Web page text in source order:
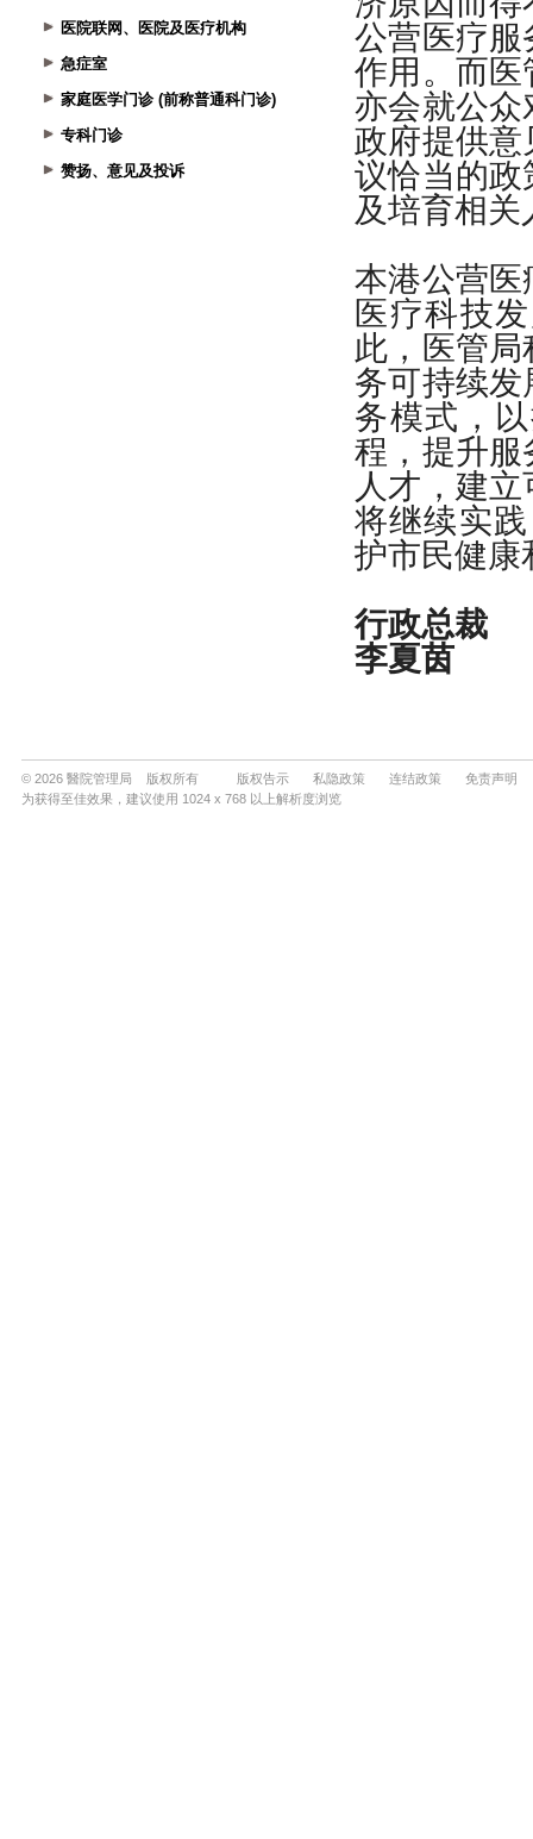
医院联网、医院及医疗机构
急症室
家庭医学门诊 (前称普通科门诊)
专科门诊
赞扬、意见及投诉
© 2026 醫院管理局 版权所有 版权告示 私隐政策 连结政策
免责声明
为获得至佳效果，建议使用 1024 x 768 以上解析度浏览